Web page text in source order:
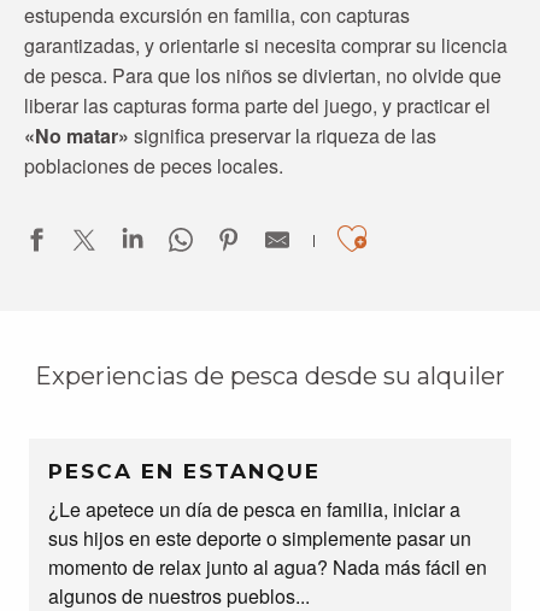
estupenda excursión en familia, con capturas
garantizadas, y orientarle si necesita comprar su licencia
de pesca. Para que los niños se diviertan, no olvide que
liberar las capturas forma parte del juego, y practicar el
«No matar» significa preservar la riqueza de las
poblaciones de peces locales.
Ajouter
Experiencias de pesca desde su alquiler
PESCA EN ESTANQUE
¿Le apetece un día de pesca en familia, iniciar a
sus hijos en este deporte o simplemente pasar un
momento de relax junto al agua? Nada más fácil en
algunos de nuestros pueblos...